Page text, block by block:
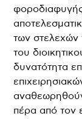
των στελεχών
του
δυνατότητα
πέρα από τον